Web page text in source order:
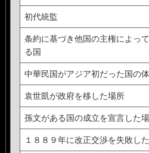
初代統監
条約に基づき他国の主権によっ
る国
中華民国がアジア初だった国の
袁世凱が政府を移した場所
孫文がある国の成立を宣言した
１８８９年に改正交渉を失敗し